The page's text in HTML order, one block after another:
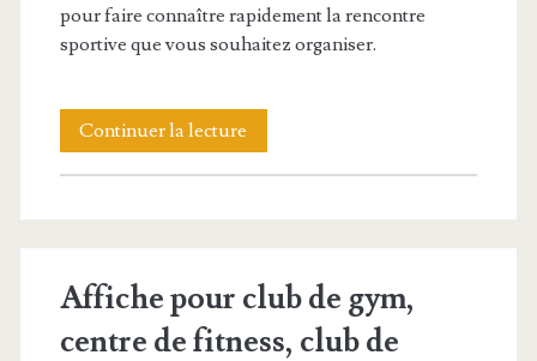
pour faire connaître rapidement la rencontre
sportive que vous souhaitez organiser.
Continuer la lecture
pour
ou
club
Affiche pour club de gym,
centre de fitness, club de